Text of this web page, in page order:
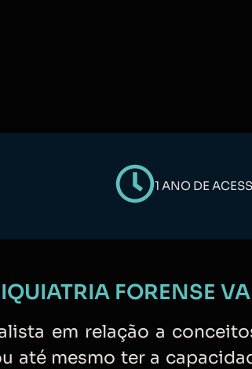
1 ANO DE
FORENSE
em relação a
até mesmo ter a